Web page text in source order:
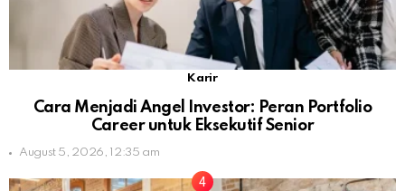
Karir
Cara Menjadi Angel Investor: Peran Portfolio
Career untuk Eksekutif Senior
August 5, 2026, 12:35 am